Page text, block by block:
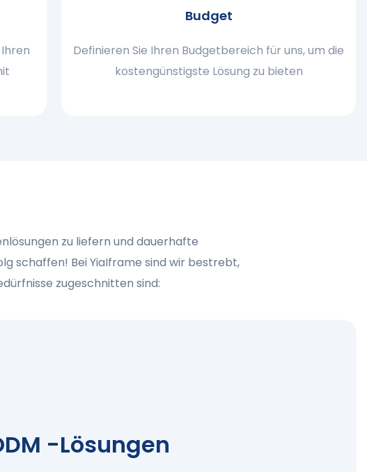
Budget
Definieren Sie Ihren Budgetbereich für uns, um die
kostengünstigste Lösung zu bieten
zu liefern und dauerhafte
schaffen! Bei YiaIframe sind wir bestrebt,
zugeschnitten sind:
-Lösungen